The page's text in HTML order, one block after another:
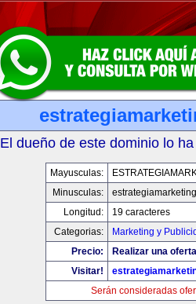
El dueño de este dominio lo
Mayusculas:
Minusculas:
Longitud:
19 caracteres
Categorias:
Marketing y
Precio:
Realizar una
Visitar!
Serán consideradas